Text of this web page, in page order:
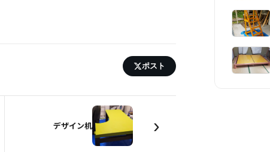
ポスト
デザイン机 ›